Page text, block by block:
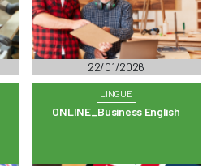
22/01/2026
LINGUE
ONLINE_Business English